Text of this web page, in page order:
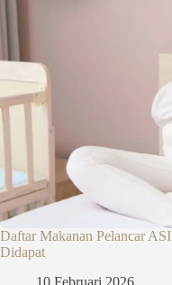
Daftar Makanan Pelancar
Didapat
10 Februari 2026